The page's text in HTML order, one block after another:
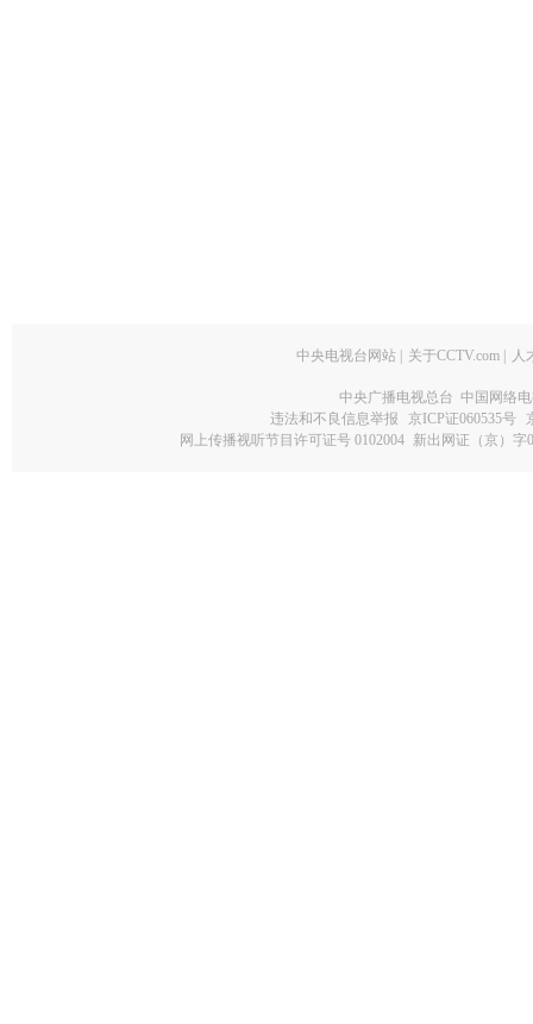
中央电视台网站 关于CCTV.com 人
中央广播电视总台 中国网络
违法和不良信息举报
京ICP证060535号
网上传播视听节目许可证号 0102004 新出网证（京）